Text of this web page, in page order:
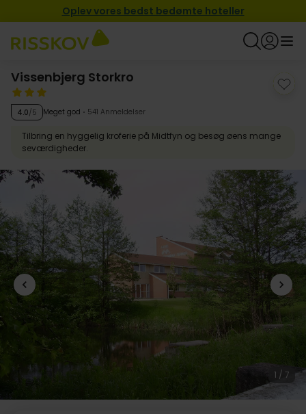
Oplev vores bedst bedømte hoteller
Vissenbjerg Storkro
4.0/5 Meget god 541 Anmeldelser
Tilbring en hyggelig kroferie på Midtfyn og besøg øens mange
seværdigheder.
1 / 7